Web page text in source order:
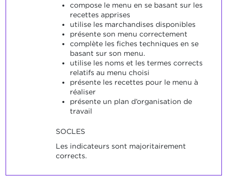
compose le menu en se basant sur les
recettes apprises
utilise les marchandises disponibles
présente son menu correctement
complète les fiches techniques en se
basant sur son menu.
utilise les noms et les termes corrects
relatifs au menu choisi
présente les recettes pour le menu à
réaliser
présente un plan d’organisation de
travail
SOCLES
Les indicateurs sont majoritairement
corrects.